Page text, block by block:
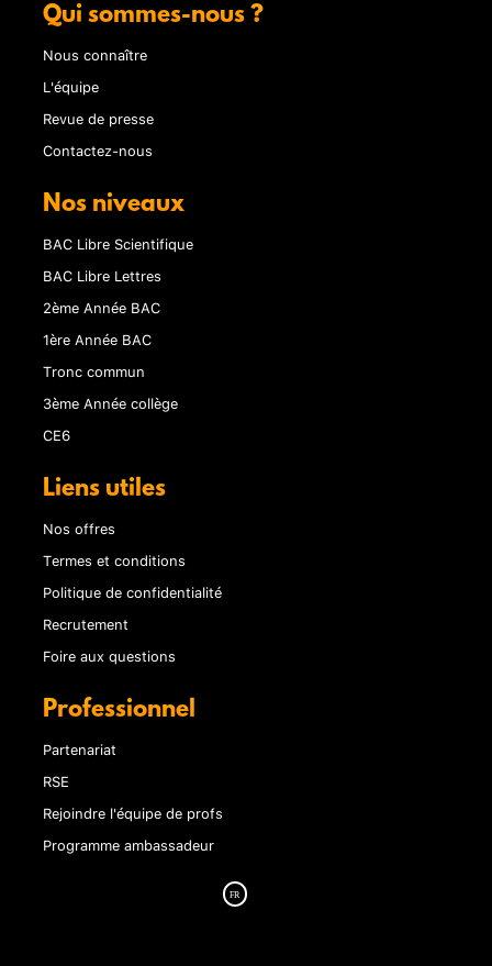
Qui sommes-nous ?
Nous connaître
L'équipe
Revue de presse
Contactez-nous
Nos niveaux
BAC Libre Scientifique
BAC Libre Lettres
2ème Année BAC
1ère Année BAC
Tronc commun
3ème Année collège
CE6
Liens utiles
Nos offres
Termes et conditions
Politique de confidentialité
Recrutement
Foire aux questions
Professionnel
Partenariat
RSE
Rejoindre l'équipe de profs
Programme ambassadeur